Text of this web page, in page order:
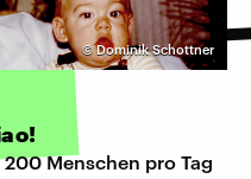
©Dominik Schottner
Menschen pro Tag